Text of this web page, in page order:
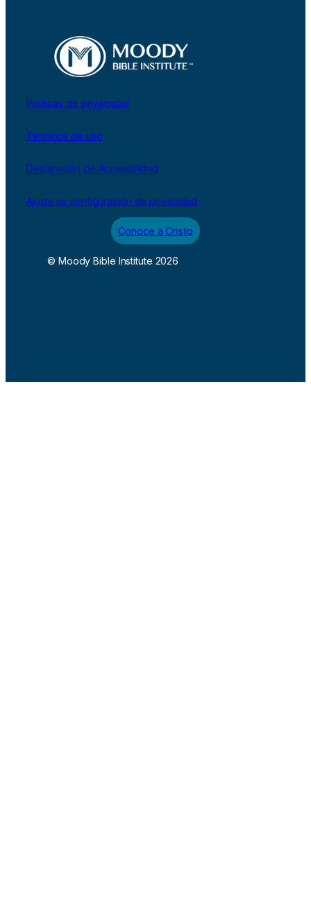
Políticas de privacidad
Términos de uso
Declaración de Accesibilidad
Ajuste su configuración de privacidad
Conoce a Cristo
© Moody Bible Institute 2026